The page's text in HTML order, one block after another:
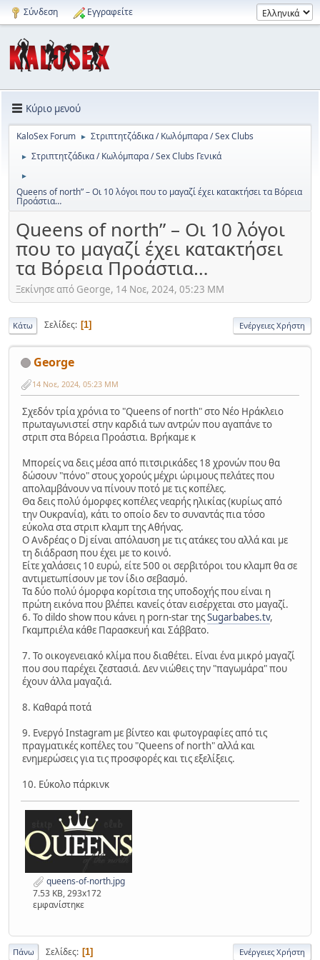
Σύνδεση Εγγραφείτε
Κύριο μενού
KaloSex Forum ► Στριπτητζάδικα / Κωλόμπαρα / Sex Clubs
► Στριπτητζάδικα / Κωλόμπαρα / Sex Clubs Γενικά
►
Queens of north” – Οι 10 λόγοι που το μαγαζί έχει κατακτήσει τα Βόρεια
Προάστια…
Queens of north” – Οι 10 λόγοι
που το μαγαζί έχει κατακτήσει
τα Βόρεια Προάστια…
Ξεκίνησε από George, 14 Νοε, 2024, 05:23 ΜΜ
Κάτω Σελίδες 1 Ενέργειες Χρήστη
George
14 Νοε, 2024, 05:23 ΜΜ
Σχεδόν τρία χρόνια το "Queens of north" στο Νέο Ηράκλειο
πρωταγωνιστεί στην καρδιά των αντρών που αγαπάνε το
στριπ στα Βόρεια Προάστια. Βρήκαμε κ
Μπορείς να δεις μέσα από πιτσιρικάδες 18 χρονών που θα
δώσουν "πόνο" στους χορούς μέχρι ώριμους πελάτες που
απολαμβάνουν να πίνουν ποτό με τις κοπέλες.
Θα δεις πολύ όμορφες κοπέλες νεαρής ηλικίας (κυρίως από
την Ουκρανία), κάτι το οποίο δεν το συναντάς πια τόσο
εύκολα στα στριπ κλαμπ της Αθήνας.
Ο Ανδρέας ο Dj είναι απόλαυση με τις ατάκες του αλλά και με
τη διάδραση που έχει με το κοινό.
Είτε χαλάσεις 10 ευρώ, είτε 500 οι σερβιτόροι του κλαμπ θα σε
αντιμετωπίσουν με τον ίδιο σεβασμό.
Τα δύο πολύ όμορφα κορίτσια της υποδοχής που είναι η
πρώτη εικόνα που βλέπει κανείς όταν εισέρχεται στο μαγαζί.
6. Το dildo show που κάνει η porn-star τηςSugarbabes.tv,
Γκαμπριέλα κάθε Παρασκευή και Σάββατο.
7. Το οικογενειακό κλίμα που διαθέτει. Είναι ένα μικρό μαγαζί
που σου παρέχει ζεστασιά. Δεν νιώθεις την "παγωμάρα" που
έχουν άλλα μαγαζιά.
8. Καθαρά ποτά
9. Ενεργό Instagram με βίντεο και φωτογραφίες από τις
πραγματικές κοπέλες του "Queens of north" αλλά και
ενημερώσεις για τις προσφορές και τις εξελίξεις.
10. Εύκολο πάρκινκ
queens-of-north.jpg
7.53 KB, 293x172
εμφανίστηκε
Πάνω Σελίδες 1 Ενέργειες Χρήστη